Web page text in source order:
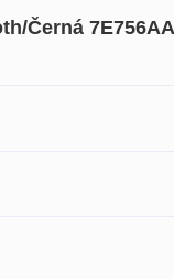
Černá